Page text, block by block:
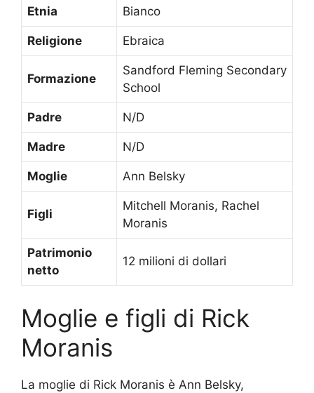
Etnia Bianco
Religione Ebraica
Formazione
Sandford Fleming Secondary
School
Padre N/D
Madre N/D
Moglie Ann Belsky
Figli
Mitchell Moranis, Rachel
Moranis
Patrimonio
netto
12 milioni di dollari
Moglie e figli di Rick
Moranis
La moglie di Rick Moranis è Ann Belsky,